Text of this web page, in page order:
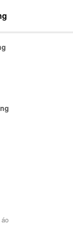
Đăng nhập
- 02636273366